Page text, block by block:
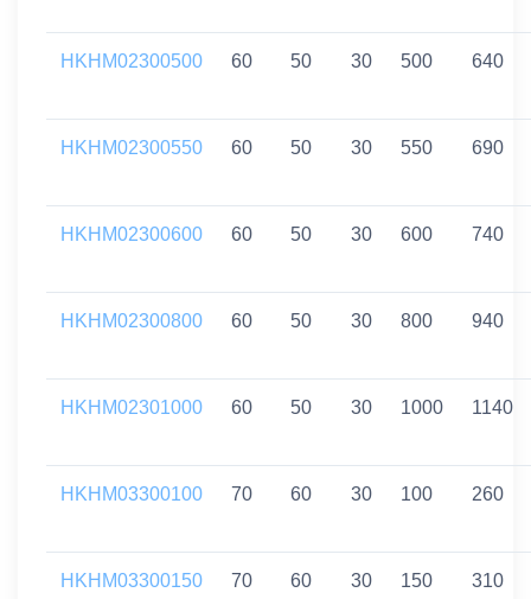
HKHM02300500 60 50 30 500 640
HKHM02300550 60 50 30 550 690
HKHM02300600 60 50 30 600 740
HKHM02300800 60 50 30 800 940
HKHM02301000 60 50 30 1000 1140
HKHM03300100 70 60 30 100 260
HKHM03300150 70 60 30 150 310